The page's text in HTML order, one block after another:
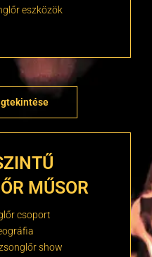
eszközök
MŰSOR
csoport
show